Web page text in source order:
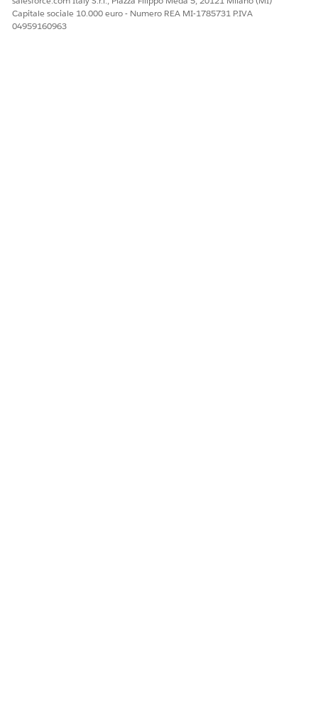
QUESTO ARTICOLO HA RISOLTO IL PROBLEMA?
Capitale sociale 10.000 euro - Numero REA MI-1785731 P.IVA
04959160963